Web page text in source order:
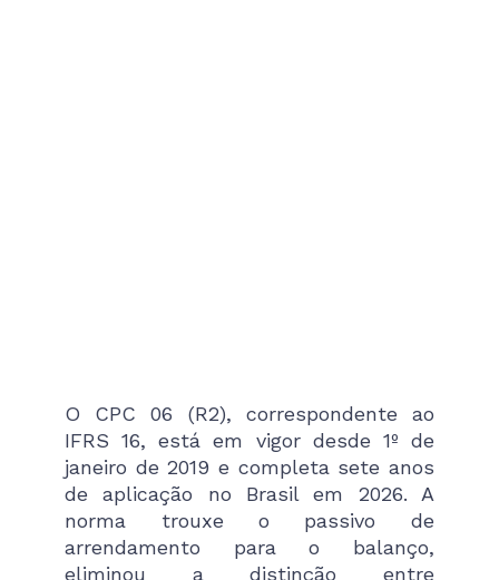
O CPC 06 (R2), correspondente ao
IFRS 16, está em vigor desde 1º de
janeiro de 2019 e completa sete anos
de aplicação no Brasil em 2026. A
norma trouxe o passivo de
arrendamento para o balanço,
eliminou a distinção entre